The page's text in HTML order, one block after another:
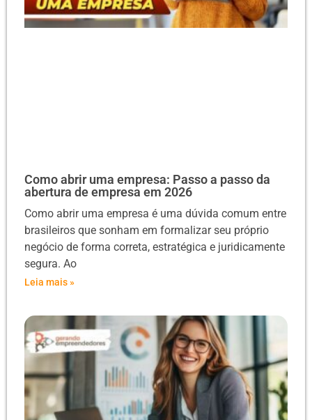
Como abrir uma empresa: Passo a passo da
abertura de empresa em 2026
Como abrir uma empresa é uma dúvida comum entre
brasileiros que sonham em formalizar seu próprio
negócio de forma correta, estratégica e juridicamente
segura. Ao
Leia mais »